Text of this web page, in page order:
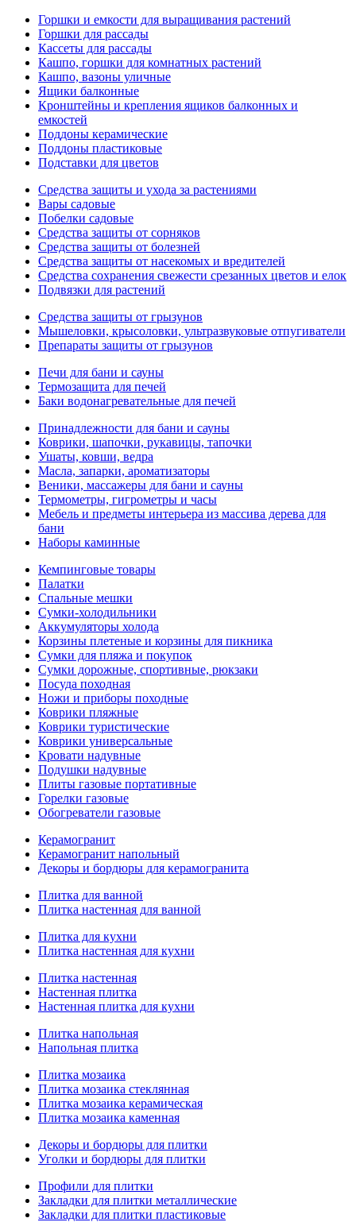
Горшки и емкости для выращивания растений
Горшки для рассады
Кассеты для рассады
Кашпо, горшки для комнатных растений
Кашпо, вазоны уличные
Ящики балконные
Кронштейны и крепления ящиков балконных и
емкостей
Поддоны керамические
Поддоны пластиковые
Подставки для цветов
Средства защиты и ухода за растениями
Вары садовые
Побелки садовые
Средства защиты от сорняков
Средства защиты от болезней
Средства защиты от насекомых и вредителей
Средства сохранения свежести срезанных цветов и елок
Подвязки для растений
Средства защиты от грызунов
Мышеловки, крысоловки, ультразвуковые отпугиватели
Препараты защиты от грызунов
Печи для бани и сауны
Термозащита для печей
Баки водонагревательные для печей
Принадлежности для бани и сауны
Коврики, шапочки, рукавицы, тапочки
Ушаты, ковши, ведра
Масла, запарки, ароматизаторы
Веники, массажеры для бани и сауны
Термометры, гигрометры и часы
Мебель и предметы интерьера из массива дерева для
бани
Наборы каминные
Кемпинговые товары
Палатки
Спальные мешки
Сумки-холодильники
Аккумуляторы холода
Корзины плетеные и корзины для пикника
Сумки для пляжа и покупок
Сумки дорожные, спортивные, рюкзаки
Посуда походная
Ножи и приборы походные
Коврики пляжные
Коврики туристические
Коврики универсальные
Кровати надувные
Подушки надувные
Плиты газовые портативные
Горелки газовые
Обогреватели газовые
Керамогранит
Керамогранит напольный
Декоры и бордюры для керамогранита
Плитка для ванной
Плитка настенная для ванной
Плитка для кухни
Плитка настенная для кухни
Плитка настенная
Настенная плитка
Настенная плитка для кухни
Плитка напольная
Напольная плитка
Плитка мозаика
Плитка мозаика стеклянная
Плитка мозаика керамическая
Плитка мозаика каменная
Декоры и бордюры для плитки
Уголки и бордюры для плитки
Профили для плитки
Закладки для плитки металлические
Закладки для плитки пластиковые